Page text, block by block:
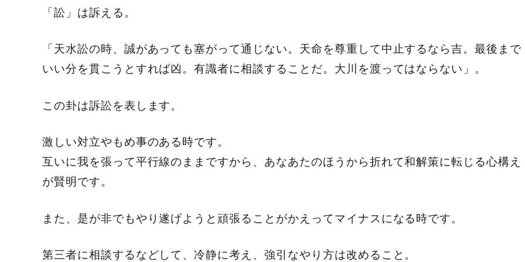
「訟」は訴える。
「天水訟の時、誠があっても塞がって通じない。天命を尊重して中止するなら吉。最後まで
いい分を貫こうとすれば凶。有識者に相談することだ。大川を渡ってはならない」。
この卦は訴訟を表します。
激しい対立やもめ事のある時です。
互いに我を張って平行線のままですから、あなあたのほうから折れて和解策に転じる心構え
が賢明です。
また、是が非でもやり遂げようと頑張ることがかえってマイナスになる時です。
第三者に相談するなどして、冷静に考え、強引なやり方は改めること。